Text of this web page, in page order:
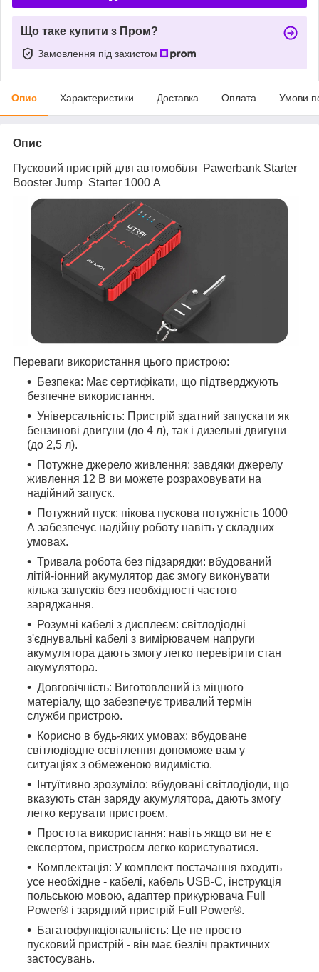
Що таке купити з Пром?
Замовлення під захистом
Опис Характеристики Доставка Оплата Умови
Опис
Пусковий пристрій для автомобіля Pawerbank Starter
Booster Jump Starter 1000 А
Переваги використання цього пристрою:
Безпека: Має сертифікати, що підтверджують
безпечне використання.
Універсальність: Пристрій здатний запускати як
бензинові двигуни (до 4 л), так і дизельні двигуни
(до 2,5 л).
Потужне джерело живлення: завдяки джерелу
живлення 12 В ви можете розраховувати на
надійний запуск.
Потужний пуск: пікова пускова потужність 1000
А забезпечує надійну роботу навіть у складних
умовах.
Тривала робота без підзарядки: вбудований
літій-іонний акумулятор дає змогу виконувати
кілька запусків без необхідності частого
заряджання.
Розумні кабелі з дисплеєм: світлодіодні
з'єднувальні кабелі з вимірювачем напруги
акумулятора дають змогу легко перевірити стан
акумулятора.
Довговічність: Виготовлений із міцного
матеріалу, що забезпечує тривалий термін
служби пристрою.
Корисно в будь-яких умовах: вбудоване
світлодіодне освітлення допоможе вам у
ситуаціях з обмеженою видимістю.
Інтуїтивно зрозуміло: вбудовані світлодіоди, що
вказують стан заряду акумулятора, дають змогу
легко керувати пристроєм.
Простота використання: навіть якщо ви не є
експертом, пристроєм легко користуватися.
Комплектація: У комплект постачання входить
усе необхідне - кабелі, кабель USB-C, інструкція
польською мовою, адаптер прикурювача Full
Power® і зарядний пристрій Full Power®.
Багатофункціональність: Це не просто
пусковий пристрій - він має безліч практичних
застосувань.